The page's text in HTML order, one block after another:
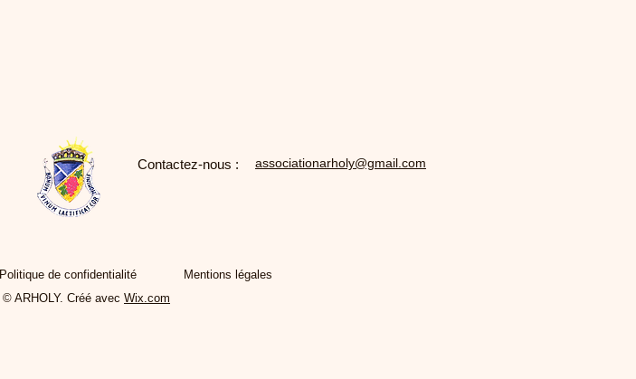
Contactez-nous : associationarholy@gmail.com
Politique de confidentialité
Mentions légales
© ARHOLY. Créé avec Wix.com